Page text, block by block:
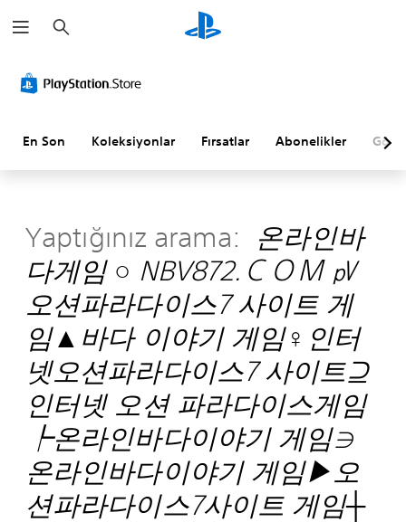
r
a
En Son Koleksiyonlar Fırsatlar Abonelikler Göz
Yaptığınız arama:
온라인바
다게임 ○ NBV872.ＣＯＭ ㎴
오션파라다이스7 사이트 게
임▲바다 이야기 게임♀인터
넷오션파라다이스7 사이트⊇
인터넷 오션 파라다이스게임
┡온라인바다이야기 게임∋
온라인바다이야기 게임▶오
션파라다이스7사이트 게임┼